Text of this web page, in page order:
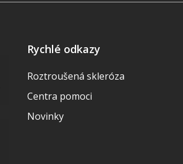
Rychlé odkazy
Roztroušená skleróza
Centra pomoci
Novinky